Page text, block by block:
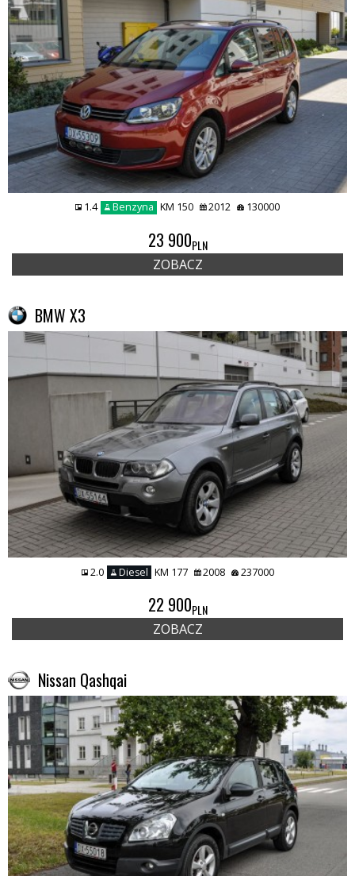
1.4 Benzyna KM 150 2012 130000
23 900PLN
ZOBACZ
BMW X3
2.0 Diesel KM 177 2008 237000
22 900PLN
ZOBACZ
Nissan Qashqai